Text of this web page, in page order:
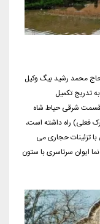
محمد رشید بیگ وکیل
تدریج تکمیل
قسمت شرقی حیاط شاه
فعلی) راه داشته است،
تزئینات حجاری می
ایوان سرتاسری با ستون